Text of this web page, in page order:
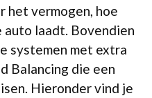
het vermogen, hoe
laadt. Bovendien
systemen met extra
Balancing die een
Hieronder vind je